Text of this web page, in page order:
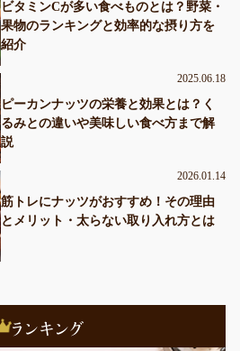
ビタミンCが多い食べものとは？野菜・
果物のランキングと効率的な摂り方を
紹介
2025.06.18
ピーカンナッツの栄養と効果とは？く
るみとの違いや美味しい食べ方まで解
説
2026.01.14
筋トレにナッツがおすすめ！その理由
とメリット・太らない取り入れ方とは